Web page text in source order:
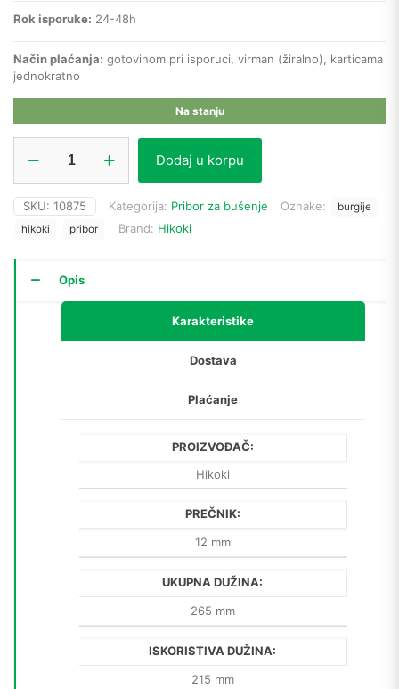
Rok isporuke: 24-48h
Način plaćanja: gotovinom pri isporuci, virman (žiralno), karticama
jednokratno
Na stanju
burgija
beton
783246
SDS+
x
265/215;
Dodaj u korpu
SKU: 10875 Kategorija: Pribor za bušenje Oznake:
burgije
hikoki
pribor Brand: Hikoki
Opis
Karakteristike
Dostava
Plaćanje
PROIZVOĐAČ:
Hikoki
PREČNIK:
12 mm
UKUPNA DUŽINA:
265 mm
ISKORISTIVA DUŽINA:
215 mm